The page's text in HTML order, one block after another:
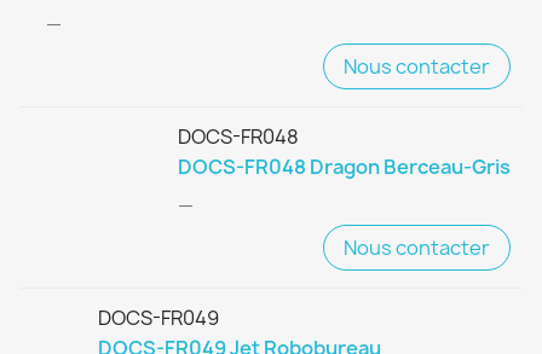
—
Nous contacter
DOCS-FR048
DOCS-FR048 Dragon Berceau-Gris
—
Nous contacter
DOCS-FR049
DOCS-FR049 Jet Robobureau